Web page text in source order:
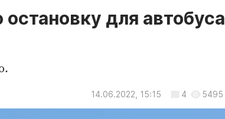
для автобуса
14.06.2022, 15:15 4 5495